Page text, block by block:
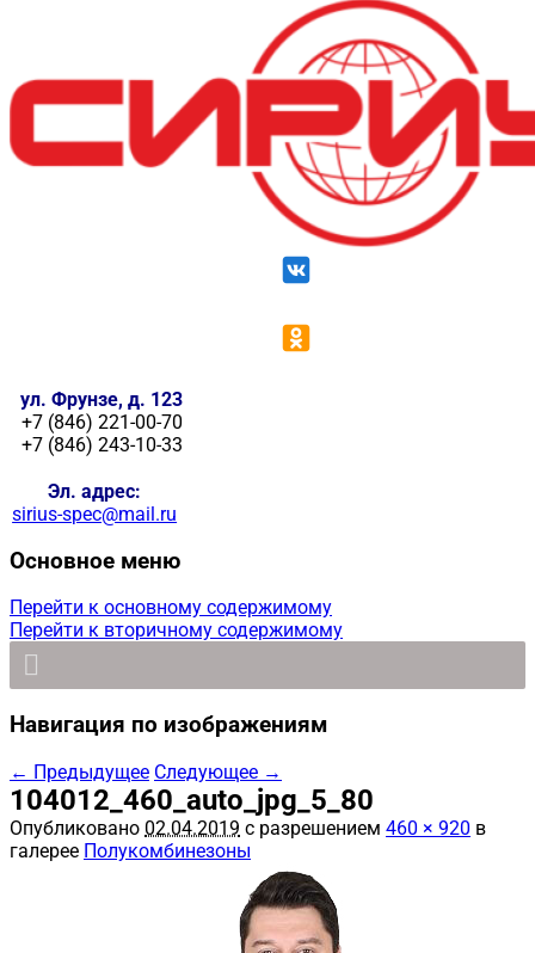
ул. Фрунзе, д. 123
+7 (846) 221-00-70
+7 (846) 243-10-33
Эл. адрес:
sirius-spec@mail.ru
Основное меню
Перейти к основному содержимому
Перейти к вторичному содержимому
Навигация по изображениям
← Предыдущее Следующее →
104012_460_auto_jpg_5_80
Опубликовано 02.04.2019 с разрешением 460 × 920 в
галерее Полукомбинезоны